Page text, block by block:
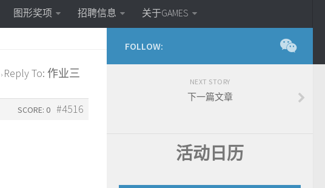
图形奖项 招聘信息 关于GAMES
› Reply To: 作业三
#4516
SCORE: 0
FOLLOW:
NEXT STORY
下一篇文章
活动日历